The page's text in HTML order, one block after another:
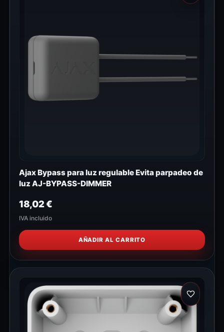
Ajax Bypass para luz regulable Evita parpadeo de
luz AJ-BYPASS-DIMMER
18,02€
IVA incluido
AÑADIR AL CARRITO